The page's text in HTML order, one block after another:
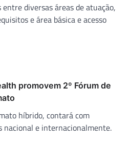
diversas áreas de atuação,
e área básica e acesso
promovem 2º Fórum de
híbrido, contará com
nacional e internacionalmente.